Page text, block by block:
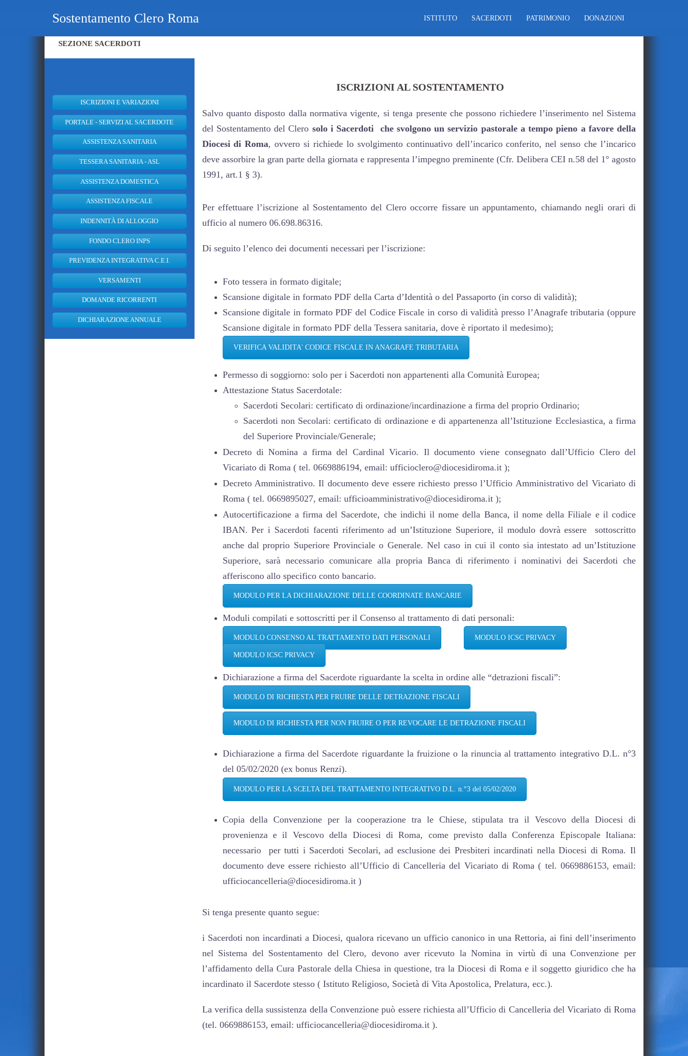
Sostentamento Clero Roma ISTITUTO SACERDOTI PATRIMONIO DONAZIONI
SEZIONE SACERDOTI
ISCRIZIONI E VARIAZIONI
PORTALE - SERVIZI AL SACERDOTE
ASSISTENZA SANITARIA
TESSERA SANITARIA - ASL
ASSISTENZA DOMESTICA
ASSISTENZA FISCALE
INDENNITÀ DI ALLOGGIO
FONDO CLERO INPS
PREVIDENZA INTEGRATIVA C.E.I.
VERSAMENTI
DOMANDE RICORRENTI
DICHIARAZIONE ANNUALE
ISCRIZIONI AL SOSTENTAMENTO
Salvo quanto disposto dalla normativa vigente, si tenga presente che possono richiedere l’inserimento nel Sistema
del Sostentamento del Clero solo i Sacerdoti che svolgono un servizio pastorale a tempo pieno a favore della
Diocesi di Roma, ovvero si richiede lo svolgimento continuativo dell’incarico conferito, nel senso che l’incarico
deve assorbire la gran parte della giornata e rappresenta l’impegno preminente (Cfr. Delibera CEI n.58 del 1° agosto
1991, art.1 § 3).
Per effettuare l’iscrizione al Sostentamento del Clero occorre fissare un appuntamento, chiamando negli orari di
ufficio al numero 06.698.86316.
Di seguito l’elenco dei documenti necessari per l’iscrizione:
Foto tessera in formato digitale;
Scansione digitale in formato PDF della Carta d’Identità o del Passaporto (in corso di validità);
Scansione digitale in formato PDF del Codice Fiscale in corso di validità presso l’Anagrafe tributaria (oppure
Scansione digitale in formato PDF della Tessera sanitaria, dove è riportato il medesimo);
VERIFICA VALIDITA' CODICE FISCALE IN ANAGRAFE TRIBUTARIA
Permesso di soggiorno: solo per i Sacerdoti non appartenenti alla Comunità Europea;
Attestazione Status Sacerdotale:
Sacerdoti Secolari: certificato di ordinazione/incardinazione a firma del proprio Ordinario;
Sacerdoti non Secolari: certificato di ordinazione e di appartenenza all’Istituzione Ecclesiastica, a firma
del Superiore Provinciale/Generale;
Decreto di Nomina a firma del Cardinal Vicario. Il documento viene consegnato dall’Ufficio Clero del
Vicariato di Roma ( tel. 0669886194, email: ufficioclero@diocesidiroma.it );
Decreto Amministrativo. Il documento deve essere richiesto presso l’Ufficio Amministrativo del Vicariato di
Roma ( tel. 0669895027, email: ufficioamministrativo@diocesidiroma.it );
Autocertificazione a firma del Sacerdote, che indichi il nome della Banca, il nome della Filiale e il codice
IBAN. Per i Sacerdoti facenti riferimento ad un’Istituzione Superiore, il modulo dovrà essere sottoscritto
anche dal proprio Superiore Provinciale o Generale. Nel caso in cui il conto sia intestato ad un’Istituzione
Superiore, sarà necessario comunicare alla propria Banca di riferimento i nominativi dei Sacerdoti che
afferiscono allo specifico conto bancario.
MODULO PER LA DICHIARAZIONE DELLE COORDINATE BANCARIE
Moduli compilati e sottoscritti per il Consenso al trattamento di dati personali:
MODULO CONSENSO AL TRATTAMENTO DATI PERSONALI MODULO ICSC PRIVACY
MODULO ICSC PRIVACY
Dichiarazione a firma del Sacerdote riguardante la scelta in ordine alle “detrazioni fiscali”:
MODULO DI RICHIESTA PER FRUIRE DELLE DETRAZIONE FISCALI
MODULO DI RICHIESTA PER NON FRUIRE O PER REVOCARE LE DETRAZIONE FISCALI
Dichiarazione a firma del Sacerdote riguardante la fruizione o la rinuncia al trattamento integrativo D.L. n°3
del 05/02/2020 (ex bonus Renzi).
MODULO PER LA SCELTA DEL TRATTAMENTO INTEGRATIVO D.L. n.°3 del 05/02/2020
Copia della Convenzione per la cooperazione tra le Chiese, stipulata tra il Vescovo della Diocesi di
provenienza e il Vescovo della Diocesi di Roma, come previsto dalla Conferenza Episcopale Italiana:
necessario per tutti i Sacerdoti Secolari, ad esclusione dei Presbiteri incardinati nella Diocesi di Roma. Il
documento deve essere richiesto all’Ufficio di Cancelleria del Vicariato di Roma ( tel. 0669886153, email:
ufficiocancelleria@diocesidiroma.it )
Si tenga presente quanto segue:
i Sacerdoti non incardinati a Diocesi, qualora ricevano un ufficio canonico in una Rettoria, ai fini dell’inserimento
nel Sistema del Sostentamento del Clero, devono aver ricevuto la Nomina in virtù di una Convenzione per
l’affidamento della Cura Pastorale della Chiesa in questione, tra la Diocesi di Roma e il soggetto giuridico che ha
incardinato il Sacerdote stesso ( Istituto Religioso, Società di Vita Apostolica, Prelatura, ecc.).
La verifica della sussistenza della Convenzione può essere richiesta all’Ufficio di Cancelleria del Vicariato di Roma
(tel. 0669886153, email: ufficiocancelleria@diocesidiroma.it ).